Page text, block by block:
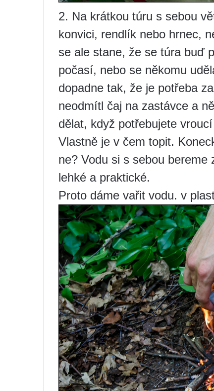
2. Na krátkou túru s sebou
konvici, rendlík nebo hrnec,
se ale stane, že se túra buď
počasí, nebo se někomu
dopadne tak, že je potřeba
neodmítl čaj na zastávce a
dělat, když potřebujete
Vlastně je v čem topit.
ne? Vodu si s sebou
lehké a praktické.
Proto dáme vařit vodu. v